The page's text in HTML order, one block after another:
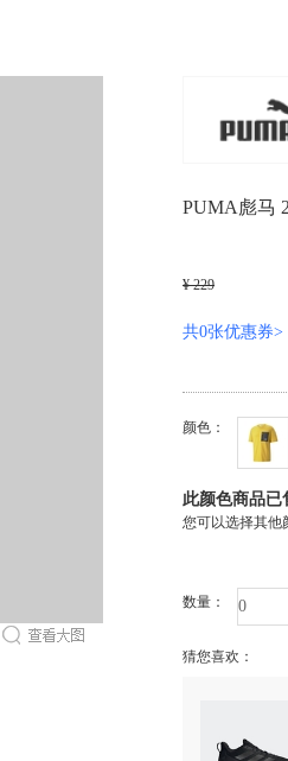
PUMA彪马
¥ 229
共0张优惠券>
颜色：
此颜色商品已
您可以选择其他
数量：
猜您喜欢：